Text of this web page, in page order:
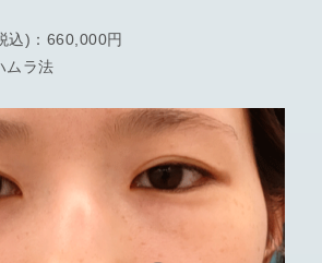
込)： 660,000円
ムラ法